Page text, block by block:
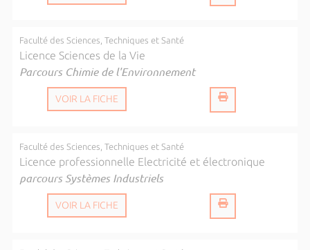
Faculté des Sciences, Techniques et Santé
Licence Sciences de la Vie
Parcours Chimie de l'Environnement
VOIR LA FICHE
Faculté des Sciences, Techniques et Santé
Licence professionnelle Electricité et électronique
parcours Systèmes Industriels
VOIR LA FICHE